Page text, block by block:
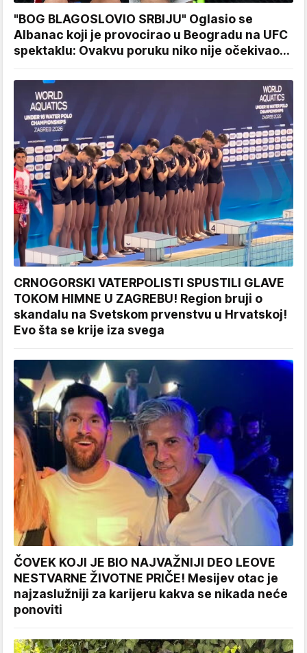
"BOG BLAGOSLOVIO SRBIJU" Oglasio se
Albanac koji je provocirao u Beogradu na UFC
spektaklu: Ovakvu poruku niko nije očekivao...
CRNOGORSKI VATERPOLISTI SPUSTILI GLAVE
TOKOM HIMNE U ZAGREBU! Region bruji o
skandalu na Svetskom prvenstvu u Hrvatskoj!
Evo šta se krije iza svega
ČOVEK KOJI JE BIO NAJVAŽNIJI DEO LEOVE
NESTVARNE ŽIVOTNE PRIČE! Mesijev otac je
najzaslužniji za karijeru kakva se nikada neće
ponoviti